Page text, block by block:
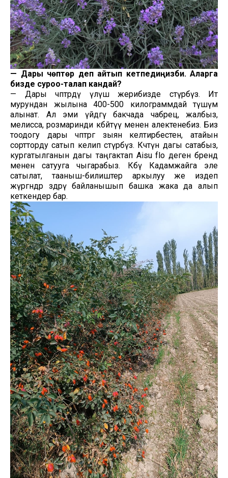
— Дары чөптөр деп айтып кетпедиңизби. Аларга
бизде суроо-талап кандай?
— Дары чөптөрдү үлүш жерибизде өстүрөбүз. Ит
мурундан жылына 400-500 килограммдай түшүм
алынат. Ал эми үйдөгү бакчада чабрец, жалбыз,
мелисса, розмаринди көбөйтүү менен алектенебиз. Биз
тоодогу дары чөптөргө зыян келтирбестен, атайын
сортторду сатып келип өстүрөбүз. Көчөтүн дагы сатабыз,
кургатылганын дагы таңгактап Aisu flo деген бренд
менен сатууга чыгарабыз. Көбү Кадамжайга эле
сатылат, тааныш-билиштер аркылуу же издеп
жүргөндөр өздөрү байланышып башка жака да алып
кеткендер бар.